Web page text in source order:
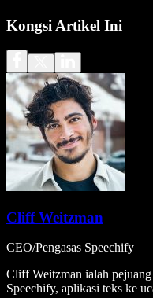
Kongsi Artikel Ini
Cliff Weitzman
CEO/Pengasas Speechify
Cliff Weitzman ialah
Speechify, aplikasi teks ke